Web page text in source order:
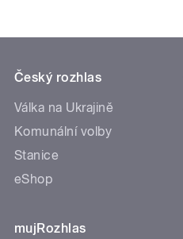
Český rozhlas
Válka na Ukrajině
Komunální volby
Stanice
eShop
mujRozhlas